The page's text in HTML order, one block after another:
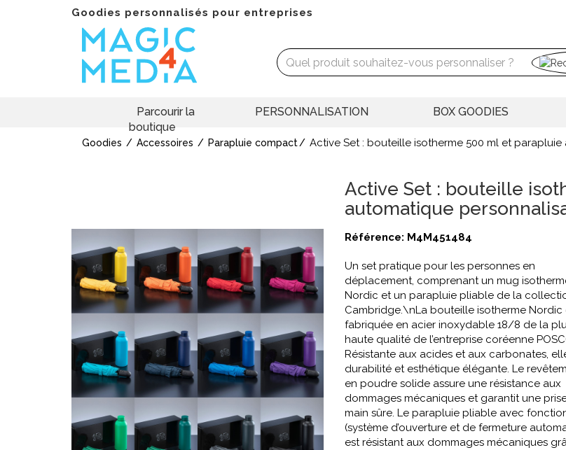
Goodies personnalisés pour entreprises
Parcourir la
boutique
PERSONNALISATION BOX GOODIES
Goodies Accessoires Parapluie compact Active Set : bouteille isotherme 500 ml et
Active Set : bouteille
automatique
Référence: M4M451484
Un set pratique pour les personnes en
déplacement, comprenant un mug
Nordic et un parapluie pliable de la
Cambridge.\nLa bouteille isotherme Nordic
fabriquée en acier inoxydable 18/8 de la
haute qualité de l’entreprise coréenne
Résistante aux acides et aux carbonates,
durabilité et esthétique élégante. Le
en poudre solide assure une résistance aux
dommages mécaniques et garantit une
main sûre. Le parapluie pliable avec
(système d’ouverture et de fermeture
est résistant aux dommages mécaniques